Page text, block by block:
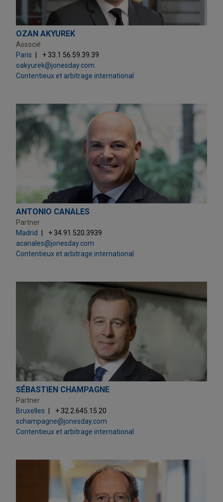
OZAN AKYUREK
Associé
Paris
+ 33.1.56.59.39.39
oakyurek@jonesday.com
Contentieux et arbitrage international
ANTONIO CANALES
Partner
Madrid
+ 34.91.520.3939
acanales@jonesday.com
Contentieux et arbitrage international
SÉBASTIEN CHAMPAGNE
Partner
Bruxelles
+ 32.2.645.15.20
schampagne@jonesday.com
Contentieux et arbitrage international